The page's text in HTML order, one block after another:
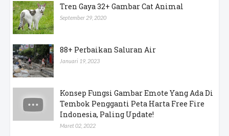
Tren Gaya 32+ Gambar Cat Animal
September 29, 2020
88+ Perbaikan Saluran Air
Januari 19, 2023
Konsep Fungsi Gambar Emote Yang Ada Di
Tembok Pengganti Peta Harta Free Fire
Indonesia, Paling Update!
Maret 02, 2022